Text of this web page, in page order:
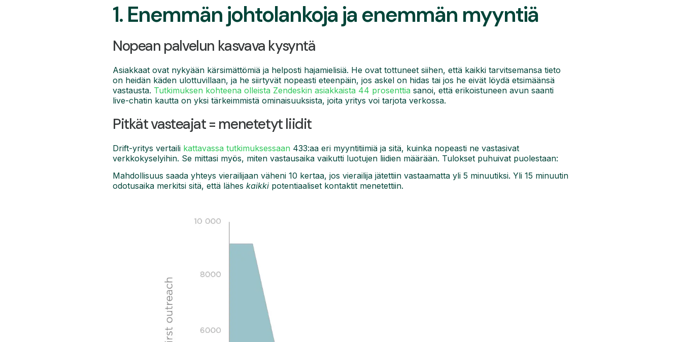
1. Enemmän johtolankoja ja enemmän myyntiä
Nopean palvelun kasvava kysyntä
Asiakkaat ovat nykyään kärsimättömiä ja helposti hajamielisiä. He ovat tottuneet siihen, että kaikki tarvitsemansa tieto
on heidän käden ulottuvillaan, ja he siirtyvät nopeasti eteenpäin, jos askel on hidas tai jos he eivät löydä etsimäänsä
vastausta. Tutkimuksen kohteena olleista Zendeskin asiakkaista 44 prosenttia sanoi, että erikoistuneen avun saanti
live-chatin kautta on yksi tärkeimmistä ominaisuuksista, joita yritys voi tarjota verkossa.
Pitkät vasteajat = menetetyt liidit
Drift-yritys vertaili kattavassa tutkimuksessaan 433:aa eri myyntitiimiä ja sitä, kuinka nopeasti ne vastasivat
verkkokyselyihin. Se mittasi myös, miten vastausaika vaikutti luotujen liidien määrään. Tulokset puhuivat puolestaan:
Mahdollisuus saada yhteys vierailijaan väheni 10 kertaa, jos vierailija jätettiin vastaamatta yli 5 minuutiksi. Yli 15 minuutin
odotusaika merkitsi sitä, että lähes kaikki potentiaaliset kontaktit menetettiin.